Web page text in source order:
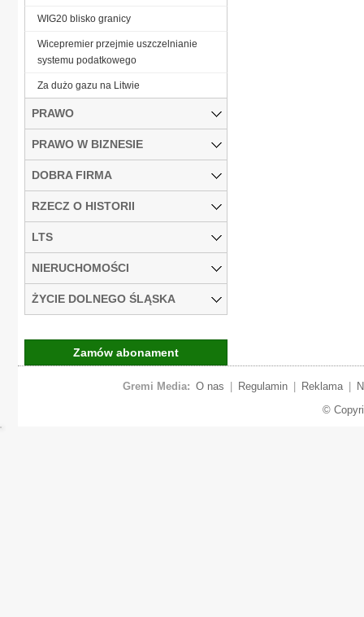
WIG20 blisko granicy
Wicepremier przejmie uszczelnianie
systemu podatkowego
Za dużo gazu na Litwie
PRAWO
PRAWO W BIZNESIE
DOBRA FIRMA
RZECZ O HISTORII
LTS
NIERUCHOMOŚCI
ŻYCIE DOLNEGO ŚLĄSKA
Zamów abonament
Gremi Media: O nas Regulamin Reklama
©